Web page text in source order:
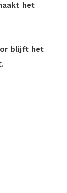
het
blijft het